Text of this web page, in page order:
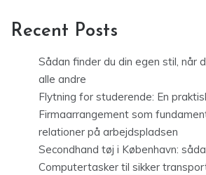
Recent Posts
Sådan finder du din egen stil, når
alle andre
Flytning for studerende: En
Firmaarrangement som
relationer på arbejdspladsen
Secondhand tøj i København:
Computertasker til sikker